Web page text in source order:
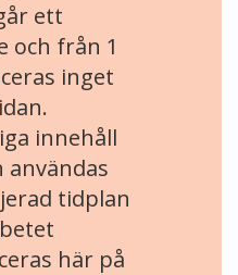
ett
och från 1
inget
innehåll
användas
tidplan
här på